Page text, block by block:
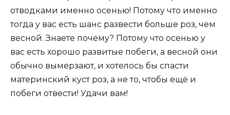
отводками именно осенью! Потому что именно
тогда у вас есть шанс развести больше роз, чем
весной. Знаете почему? Потому что осенью у
вас есть хорошо развитые побеги, а весной они
обычно вымерзают, и хотелось бы спасти
материнский куст роз, а не то, чтобы ещё и
побеги отвести! Удачи вам!